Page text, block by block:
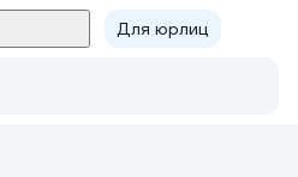
Для юрлиц